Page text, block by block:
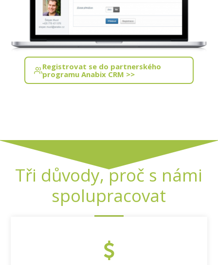
Registrovat se do partnerského
programu Anabix CRM >>
Tři důvody, proč s námi
spolupracovat